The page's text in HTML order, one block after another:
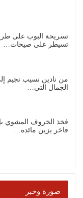
تسريحة البوب على
تسيطر على صيحات…
من نادين نسيب نجيم
الجمال التي…
فخذ الخروف المشوي
فاخر يزين مائدة…
صورة وخبر